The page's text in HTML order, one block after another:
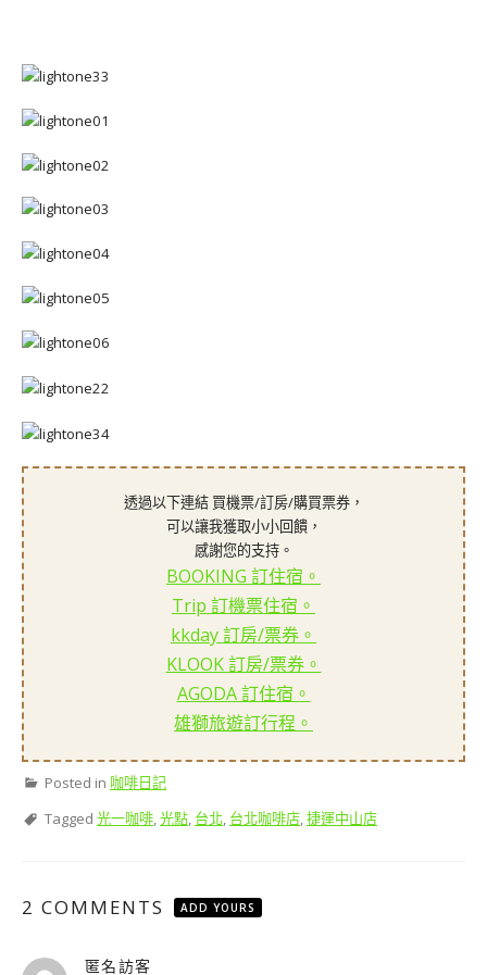
透過以下連結 買機票/訂房/購買票券，
可以讓我獲取小小回饋，
感謝您的支持。
BOOKING 訂住宿。
Trip 訂機票住宿。
kkday 訂房/票券。
KLOOK 訂房/票券。
AGODA 訂住宿。
雄獅旅遊訂行程。
Posted in 咖啡日記
Tagged 光一咖啡,光點, 台北, 台北咖啡店,捷運中山店
2 COMMENTS ADD YOURS
匿名訪客